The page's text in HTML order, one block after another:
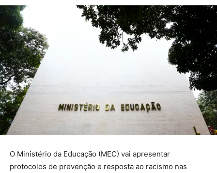
O Ministério da Educação (MEC) vai apresentar
protocolos de prevenção e resposta ao racismo nas